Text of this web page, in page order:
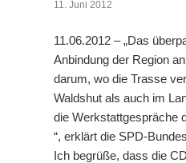
11. Juni 2012
11.06.2012 – „Das
Anbindung der Region
darum, wo die Trasse
Waldshut als auch im
die Werkstattgespräche
“, erklärt die SPD-
Ich begrüße, dass die